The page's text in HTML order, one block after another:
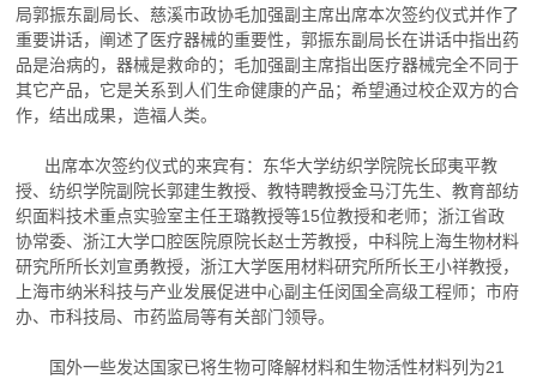
种植科普
新闻中心
资料下载
关于我们
局郭振东副局长、慈溪市政协毛加强副主席出席本次签约仪式并作了
重要讲话，阐述了医疗器械的重要性，郭振东副局长在讲话中指出药
品是治病的，器械是救命的；毛加强副主席指出医疗器械完全不同于
其它产品，它是关系到人们生命健康的产品；希望通过校企双方的合
作，结出成果，造福人类。
出席本次签约仪式的来宾有：东华大学纺织学院院长邱夷平教
授、纺织学院副院长郭建生教授、教特聘教授金马汀先生、教育部纺
织面料技术重点实验室主任王璐教授等15位教授和老师；浙江省政
协常委、浙江大学口腔医院原院长赵士芳教授，中科院上海生物材料
研究所所长刘宣勇教授，浙江大学医用材料研究所所长王小祥教授，
上海市纳米科技与产业发展促进中心副主任闵国全高级工程师；市府
办、市科技局、市药监局等有关部门领导。
国外一些发达国家已将生物可降解材料和生物活性材料列为21